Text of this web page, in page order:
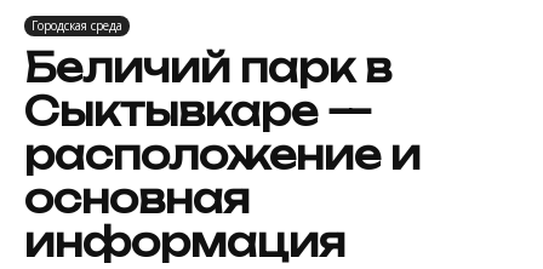
Городская среда
Беличий парк в
Сыктывкаре —
расположение и
основная
информация